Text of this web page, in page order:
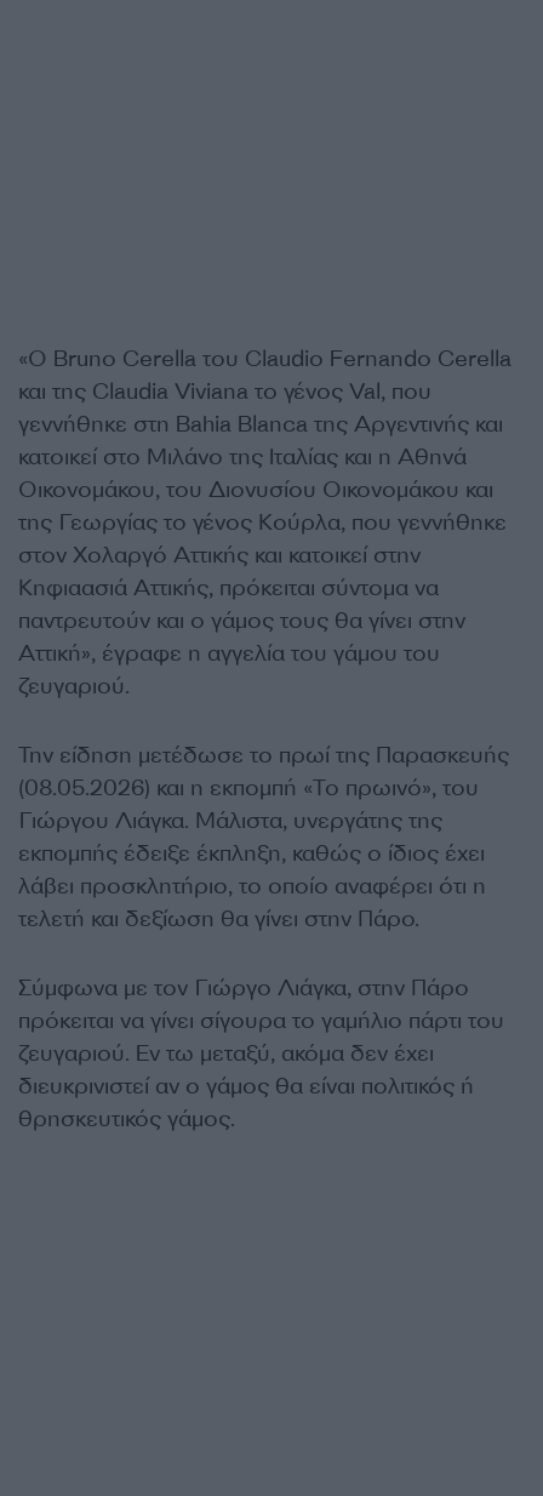
«Ο Bruno Cerella του Claudio Fernando Cerella
και της Claudia Viviana το γένος Val, που
γεννήθηκε στη Bahia Blanca της Αργεντινής και
κατοικεί στο Μιλάνο της Ιταλίας και η Αθηνά
Οικονομάκου, του Διονυσίου Οικονομάκου και
της Γεωργίας το γένος Κούρλα, που γεννήθηκε
στον Χολαργό Αττικής και κατοικεί στην
Κηφιαασιά Αττικής, πρόκειται σύντομα να
παντρευτούν και ο γάμος τους θα γίνει στην
Αττική», έγραφε η αγγελία του γάμου του
ζευγαριού.
Την είδηση μετέδωσε το πρωί της Παρασκευής
(08.05.2026) και η εκπομπή «Το πρωινό», του
Γιώργου Λιάγκα. Μάλιστα, υνεργάτης της
εκπομπής έδειξε έκπληξη, καθώς ο ίδιος έχει
λάβει προσκλητήριο, το οποίο αναφέρει ότι η
τελετή και δεξίωση θα γίνει στην Πάρο.
Σύμφωνα με τον Γιώργο Λιάγκα, στην Πάρο
πρόκειται να γίνει σίγουρα το γαμήλιο πάρτι του
ζευγαριού. Εν τω μεταξύ, ακόμα δεν έχει
διευκρινιστεί αν ο γάμος θα είναι πολιτικός ή
θρησκευτικός γάμος.